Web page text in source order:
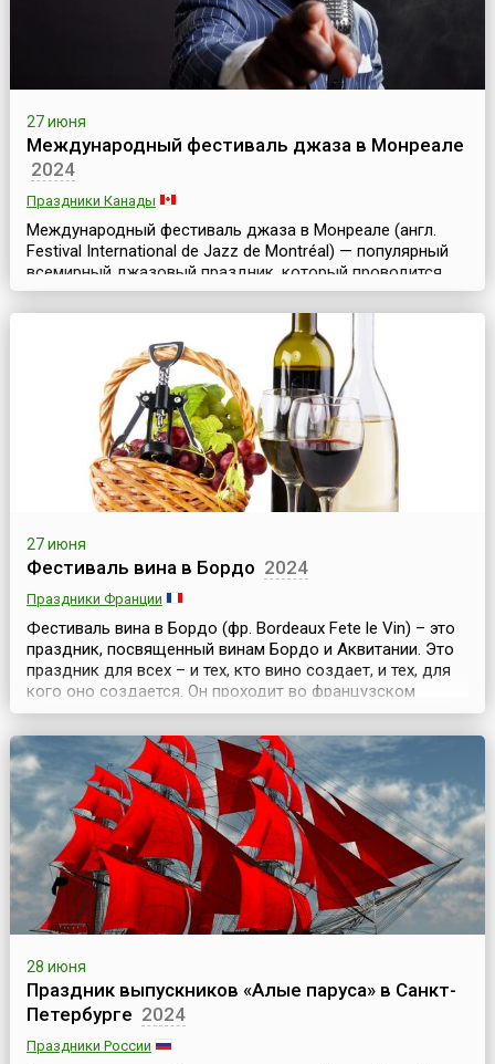
27 июня
Международный фестиваль джаза в Монреале
2024
Праздники Канады
Международный фестиваль джаза в Монреале (англ.
Festival International de Jazz de Montréal) — популярный
всемирный джазовый праздник, который проводится
ежегодно уже 40 лет. Этот знаменитый фестиваль
является важной достопримечательностью Монреаля —
старейшего из канадских городов. Расположенная на
берегу реки святого Лаврентия отлично
отреставрированная старая часть города, сохранившая
27 июня
Фестиваль вина в Бордо 2024
Праздники Франции
Фестиваль вина в Бордо (фр. Bordeaux Fete le Vin) – это
праздник, посвященный винам Бордо и Аквитании. Это
праздник для всех – и тех, кто вино создает, и тех, для
кого оно создается. Он проходит во французском
городе Бордо в июне и проводится, как правило, раз в
два года.Регион Бордо, уже давно известный своими
винами (тем более, что Франция во все века была
страной виноградников и отменного в...
28 июня
Праздник выпускников «Алые паруса» в Санкт-
Петербурге 2024
Праздники России